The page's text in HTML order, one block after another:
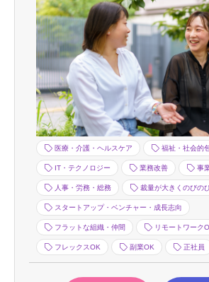
医療・介護・ヘルスケア 福祉・社会的
IT・テクノロジー 業務改善 事
人事・労務・総務 裁量が大きくのびの
スタートアップ・ベンチャー・成長志向
フラットな組織・仲間 リモートワーク
フレックスOK 副業OK 正社員